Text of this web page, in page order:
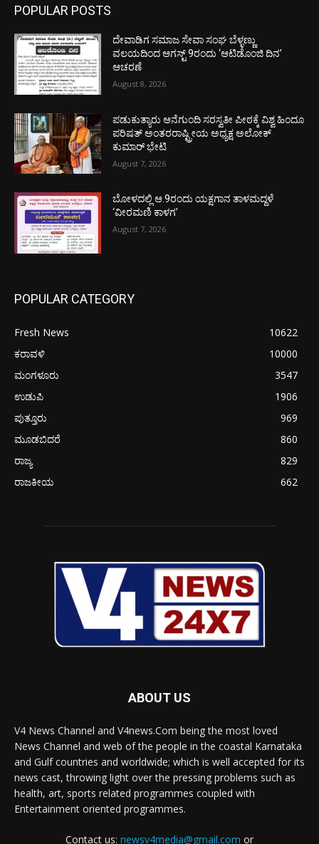
POPULAR POSTS
ದೇವಾಡಿಗ ಸಮಾಜ ಸೇವಾ ಸಂಘ ಬೆಳ್ಳಣ್ಣು
ವಲಯದಿಂದ ಆಗಸ್ಟ್ 9ರಂದು ‘ಆಟಿಡೊಂಜಿ ದಿನ’
ಆಚರಣೆ
August 8, 2026
ಪಡುಕುತ್ಯಾರು ಆನೆಗುಂದಿ ಸರಸ್ವತೀ ಪೀಠಕ್ಕೆ ವಿಶ್ವ ಹಿಂದೂ
ಪರಿಷತ್ ಅಂತರರಾಷ್ಟ್ರೀಯ ಅಧ್ಯಕ್ಷ ಅಲೋಕ್
ಕುಮಾರ್ ಭೇಟಿ
August 7, 2026
ಬೋಳದಲ್ಲಿ ಆ.9ರಂದು ಯಕ್ಷಗಾನ ತಾಳಮದ್ದಳೆ
‘ವೀರಮಣಿ ಕಾಳಗ’
August 7, 2026
POPULAR CATEGORY
Fresh News
10622
ಕರಾವಳಿ
10000
ಮಂಗಳೂರು
3547
ಉಡುಪಿ
1906
ಪುತ್ತೂರು
969
ಮೂಡಬಿದರೆ
860
ರಾಜ್ಯ
829
ರಾಜಕೀಯ
662
ABOUT US
V4 News Channel and V4news.Com being the most loved
News Channel and web of the people in the coastal Karnataka
and Gulf countries and worldwide; which is well accepted for its
news cast, throwing light over the pressing problems such as
health, art, sports related programmes coupled with
Entertainment oriented programmes.
Contact us: newsv4media@gmail.com or